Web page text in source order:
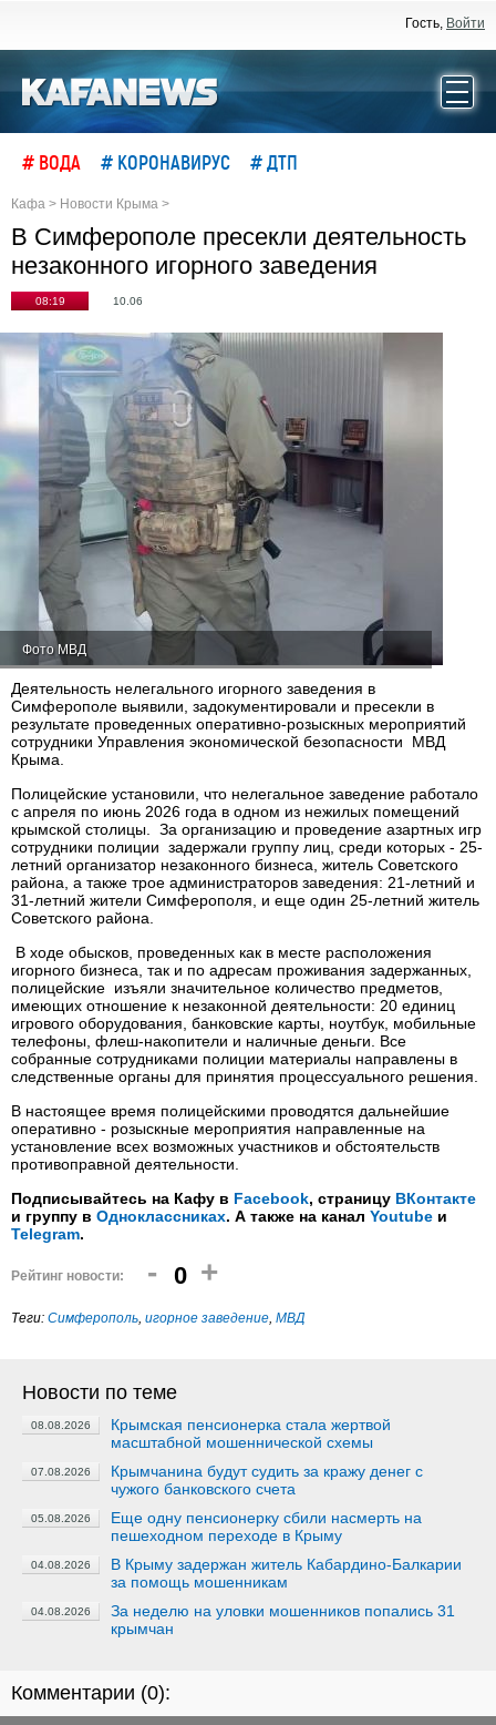
Гость, Войти
# ВОДА # КОРОНАВИРУС # ДТП
Кафа > Новости Крыма >
В Симферополе пресекли деятельность
незаконного игорного заведения
08:19 10.06
Фото МВД
Деятельность нелегального игорного заведения в
Симферополе выявили, задокументировали и пресекли в
результате проведенных оперативно-розыскных мероприятий
сотрудники Управления экономической безопасности МВД
Крыма.
Полицейские установили, что нелегальное заведение работало
с апреля по июнь 2026 года в одном из нежилых помещений
крымской столицы. За организацию и проведение азартных игр
сотрудники полиции задержали группу лиц, среди которых - 25-
летний организатор незаконного бизнеса, житель Советского
района, а также трое администраторов заведения: 21-летний и
31-летний жители Симферополя, и еще один 25-летний житель
Советского района.
В ходе обысков, проведенных как в месте расположения
игорного бизнеса, так и по адресам проживания задержанных,
полицейские изъяли значительное количество предметов,
имеющих отношение к незаконной деятельности: 20 единиц
игрового оборудования, банковские карты, ноутбук, мобильные
телефоны, флеш-накопители и наличные деньги. Все
собранные сотрудниками полиции материалы направлены в
следственные органы для принятия процессуального решения.
В настоящее время полицейскими проводятся дальнейшие
оперативно - розыскные мероприятия направленные на
установление всех возможных участников и обстоятельств
противоправной деятельности.
Подписывайтесь на Кафу в Facebook, страницу ВКонтакте
и группу в Одноклассниках. А также на канал Youtube и
Telegram.
Рейтинг новости: - 0 +
Теги: Симферополь, игорное заведение, МВД
Новости по теме
08.08.2026
Крымская пенсионерка стала жертвой
масштабной мошеннической схемы
07.08.2026
Крымчанина будут судить за кражу денег с
чужого банковского счета
05.08.2026
Еще одну пенсионерку сбили насмерть на
пешеходном переходе в Крыму
04.08.2026
В Крыму задержан житель Кабардино-Балкарии
за помощь мошенникам
04.08.2026
За неделю на уловки мошенников попались 31
крымчан
Комментарии (0):